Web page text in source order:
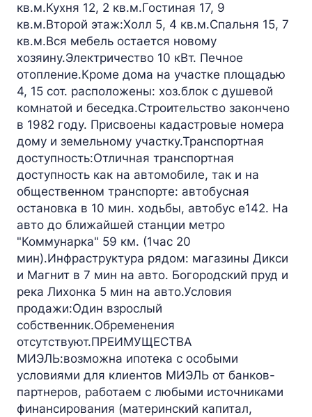
кв.м.Кухня 12, 2 кв.м.Гостиная 17, 9
кв.м.Второй этаж:Холл 5, 4 кв.м.Спальня 15, 7
кв.м.Вся мебель остается новому
хозяину.Электричество 10 кВт. Печное
отопление.Кроме дома на участке площадью
4, 15 сот. расположены: хоз.блок с душевой
комнатой и беседка.Строительство закончено
в 1982 году. Присвоены кадастровые номера
дому и земельному участку.Транспортная
доступность:Отличная транспортная
доступность как на автомобиле, так и на
общественном транспорте: автобусная
остановка в 10 мин. ходьбы, автобус е142. На
авто до ближайшей станции метро
"Коммунарка" 59 км. (1час 20
мин).Инфраструктура рядом: магазины Дикси
и Магнит в 7 мин на авто. Богородский пруд и
река Лихонка 5 мин на авто.Условия
продажи:Один взрослый
собственник.Обременения
отсутствуют.ПРЕИМУЩЕСТВА
МИЭЛЬ:возможна ипотека с особыми
условиями для клиентов МИЭЛЬ от банков-
партнеров, работаем с любыми источниками
финансирования (материнский капитал,